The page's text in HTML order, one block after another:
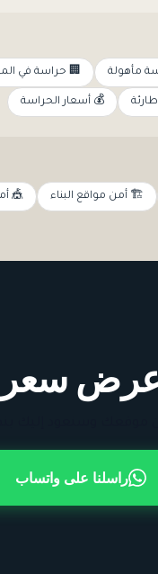
مأهولة 🏢 حراسة في
💰 أسعار الحراسة
🏗️ أمن مواقع البناء 🎪
سعر
راسلنا على واتساب